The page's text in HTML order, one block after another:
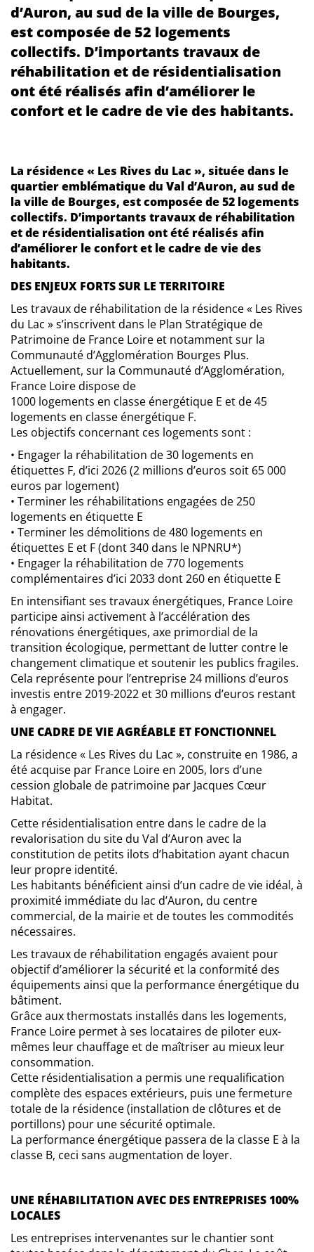
d’Auron, au sud de la ville de Bourges,
est composée de 52 logements
collectifs. D’importants travaux de
réhabilitation et de résidentialisation
ont été réalisés afin d’améliorer le
confort et le cadre de vie des habitants.
La résidence « Les Rives du Lac », située dans le
quartier emblématique du Val d’Auron, au sud de
la ville de Bourges, est composée de 52 logements
collectifs. D’importants travaux de réhabilitation
et de résidentialisation ont été réalisés afin
d’améliorer le confort et le cadre de vie des
habitants.
DES ENJEUX FORTS SUR LE TERRITOIRE
Les travaux de réhabilitation de la résidence « Les Rives
du Lac » s’inscrivent dans le Plan Stratégique de
Patrimoine de France Loire et notamment sur la
Communauté d’Agglomération Bourges Plus.
Actuellement, sur la Communauté d’Agglomération,
France Loire dispose de
1000 logements en classe énergétique E et de 45
logements en classe énergétique F.
Les objectifs concernant ces logements sont :
• Engager la réhabilitation de 30 logements en
étiquettes F, d’ici 2026 (2 millions d’euros soit 65 000
euros par logement)
• Terminer les réhabilitations engagées de 250
logements en étiquette E
• Terminer les démolitions de 480 logements en
étiquettes E et F (dont 340 dans le NPNRU*)
• Engager la réhabilitation de 770 logements
complémentaires d’ici 2033 dont 260 en étiquette E
En intensifiant ses travaux énergétiques, France Loire
participe ainsi activement à l’accélération des
rénovations énergétiques, axe primordial de la
transition écologique, permettant de lutter contre le
changement climatique et soutenir les publics fragiles.
Cela représente pour l’entreprise 24 millions d’euros
investis entre 2019-2022 et 30 millions d’euros restant
à engager.
UNE CADRE DE VIE AGRÉABLE ET FONCTIONNEL
La résidence « Les Rives du Lac », construite en 1986, a
été acquise par France Loire en 2005, lors d’une
cession globale de patrimoine par Jacques Cœur
Habitat.
Cette résidentialisation entre dans le cadre de la
revalorisation du site du Val d’Auron avec la
constitution de petits ilots d’habitation ayant chacun
leur propre identité.
Les habitants bénéficient ainsi d’un cadre de vie idéal, à
proximité immédiate du lac d’Auron, du centre
commercial, de la mairie et de toutes les commodités
nécessaires.
Les travaux de réhabilitation engagés avaient pour
objectif d’améliorer la sécurité et la conformité des
équipements ainsi que la performance énergétique du
bâtiment.
Grâce aux thermostats installés dans les logements,
France Loire permet à ses locataires de piloter eux-
mêmes leur chauffage et de maîtriser au mieux leur
consommation.
Cette résidentialisation a permis une requalification
complète des espaces extérieurs, puis une fermeture
totale de la résidence (installation de clôtures et de
portillons) pour une sécurité optimale.
La performance énergétique passera de la classe E à la
classe B, ceci sans augmentation de loyer.
UNE RÉHABILITATION AVEC DES ENTREPRISES 100%
LOCALES
Les entreprises intervenantes sur le chantier sont